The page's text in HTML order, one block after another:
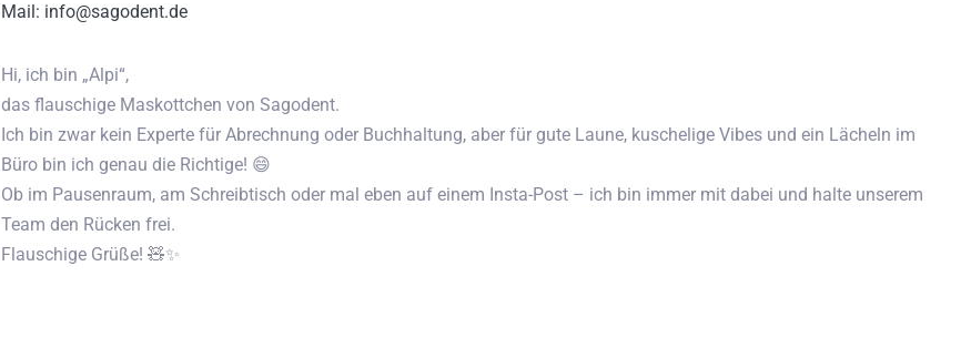
Mail: info@sagodent.de
Hi, ich bin „Alpi“,
das flauschige Maskottchen von Sagodent.
Ich bin zwar kein Experte für Abrechnung oder Buchhaltung, aber für gute Laune, kuschelige Vibes und ein Lächeln im
Büro bin ich genau die Richtige! 😄
Ob im Pausenraum, am Schreibtisch oder mal eben auf einem Insta-Post – ich bin immer mit dabei und halte unserem
Team den Rücken frei.
Flauschige Grüße! 🧸✨